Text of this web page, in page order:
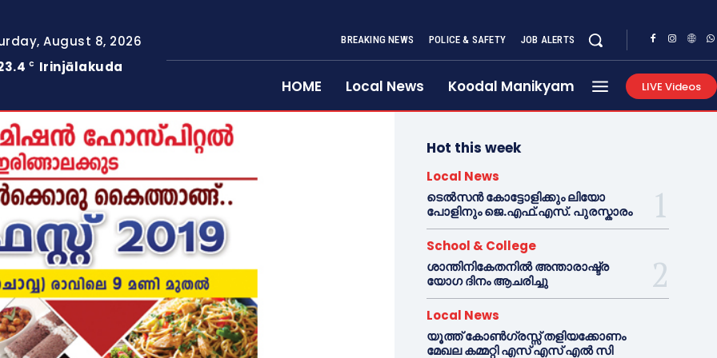
August 8, 2026
C Irinjālakuda
BREAKING NEWS POLICE & SAFETY JOB ALERTS
HOME Local News Koodal Manikyam LIVE Videos
Hot this week
Local News
ടെൽസൻ കോട്ടോളിക്കും ലിയോ
പോളിനും ജെ.എഫ്.എസ്. പുരസ്കാരം
School & College
ശാന്തിനികേതനിൽ അന്താരാഷ്ട്ര
യോഗ ദിനം ആചരിച്ചു
Local News
യൂത്ത് കോൺഗ്രസ്സ് തളിയക്കോണം
മേഖല കമ്മറ്റി എസ് എസ് എൽ സി